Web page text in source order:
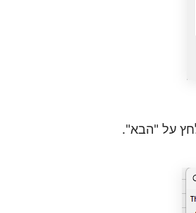
על "הבא".